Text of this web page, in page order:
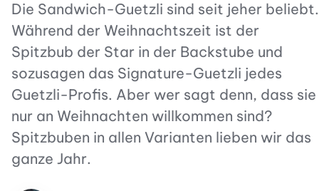
Die Sandwich-Guetzli sind seit jeher beliebt.
Während der Weihnachtszeit ist der
Spitzbub der Star in der Backstube und
sozusagen das Signature-Guetzli jedes
Guetzli-Profis. Aber wer sagt denn, dass sie
nur an Weihnachten willkommen sind?
Spitzbuben in allen Varianten lieben wir das
ganze Jahr.